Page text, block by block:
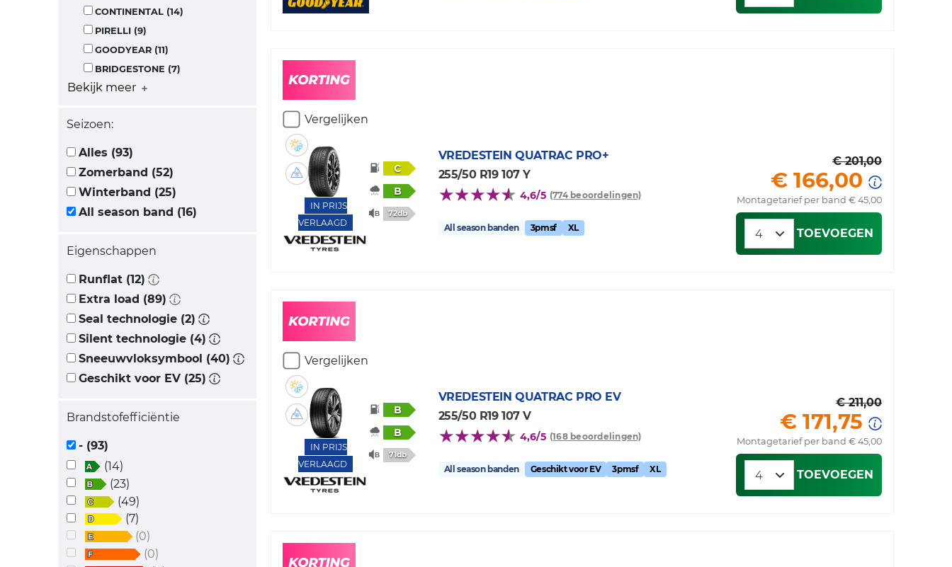
CONTINENTAL (14)
PIRELLI (9)
GOODYEAR (11)
BRIDGESTONE (7)
Bekijk meer
Seizoen:
Alles (93)
Zomerband (52)
Winterband (25)
All season band (16)
Eigenschappen
Runflat (12)
Extra load (89)
Seal technologie (2)
Silent technologie (4)
Sneeuwvloksymbool (40)
Geschikt voor EV (25)
Brandstofefficiëntie
- (93)
(14)
(23)
(49)
(7)
(0)
(0)
Vergelijken
IN PRIJS
VERLAAGD
C
B
72db
VREDESTEIN QUATRAC PRO+
255/50 R19 107 Y
4,6/5 (774 beoordelingen)
All season banden 3pmsf XL
€ 201,00
€ 166,00
Montagetarief per band € 45,00
TOEVOEGEN
Vergelijken
IN PRIJS
VERLAAGD
B
B
71db
VREDESTEIN QUATRAC PRO EV
255/50 R19 107 V
4,6/5 (168 beoordelingen)
All season banden Geschikt voor EV 3pmsf XL
€ 211,00
€ 171,75
Montagetarief per band € 45,00
TOEVOEGEN